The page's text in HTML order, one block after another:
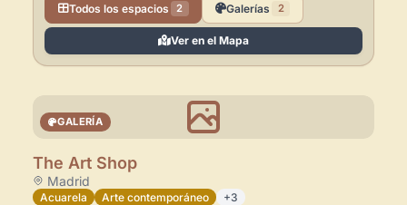
Todos los espacios 2 Galerías 2
Ver en el Mapa
GALERÍA
The Art Shop
Madrid
Acuarela Arte contemporáneo +3